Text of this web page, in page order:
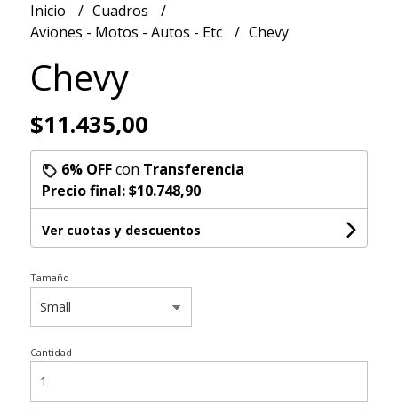
Inicio
Cuadros
Aviones - Motos - Autos - Etc
Chevy
Chevy
$11.435,00
6% OFFcon Transferencia
Precio final:$10.748,90
Ver cuotas y descuentos
Tamaño
Cantidad